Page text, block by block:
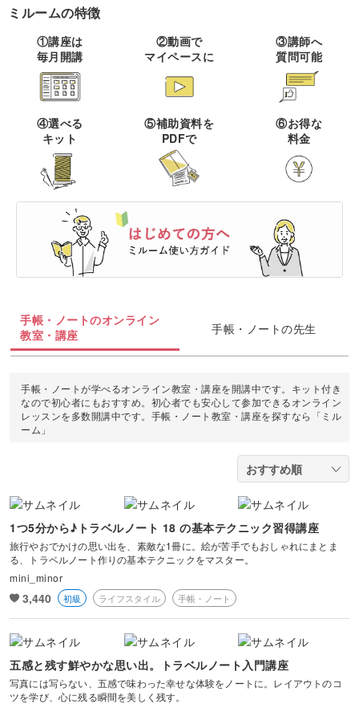
刺し子
クロスステッチ
オートクチュール刺繍
リボン刺繍
ビーズ刺繍
フランス刺繍
ソウタシエ
マクラメ
クラフトバンド
あみぐるみ
和裁
洋裁
アクリル絵の具
アルコールインクアート
コピック
パステルアート
水彩画
デジタルイラスト
日本画
ミニチュアフード
ミニチュア雑貨
ドールハウス
すべて
ネイル検定
スカルプネイル
ネイルケア
ジェルネイル
すべて
プラバンアクセサリー
クレイ
レジンアクセサリー
ワイヤーアクセサリー
ビーズアクセサリー
キャンドル
すべて
キャンドルホルダー
マーブルキャンドル
スイーツキャンドル
ソイキャンドル
ジェルキャンドル
韓国キャンドル
アロマキャンドル
サシェ
すべて
カリグラフィー
レタリング
絵付け・ペインティ
ング
すべて
ポーセラーツ
上絵付け
書道・ペン字
すべて
ペン字
すべて
ペーパーアート
切り絵
折り紙
すべて
石鹸作り
羊毛フェルト
つまみ細工
レザークラフト
ぬいぐるみ
ライフスタイル
整理収納・片付け
占い
金継ぎ
フラワーアレンジメント
アロマ・ハーブ
パーソナルカラー
暮らし
フィットネス
ピラティス
ヨガ
クッキング
パン
洋菓子
和菓子
ブランディング
EC・集客
Webデザイン
カメラ・写真
すべて
カメラその他
カメラ基礎
構図
光・ライティング
風景・スナップ
物撮り・テーブルフォト
ポートレート
ミルームの特徴
①講座は
毎月開講
②動画で
マイペースに
③講師へ
質問可能
④選べる
キット
⑤補助資料を
PDFで
⑥お得な
料金
手帳・ノートのオンライン
教室・講座
手帳・ノートの先生
手帳・ノートが学べるオンライン教室・講座を開講中です。キット付き
なので初心者にもおすすめ。初心者でも安心して参加できるオンライン
レッスンを多数開講中です。手帳・ノート教室・講座を探すなら「ミル
ーム」
1つ5分から♪トラベルノート 18 の基本テクニック習得講座
旅行やおでかけの思い出を、素敵な1冊に。絵が苦手でもおしゃれにまとま
る、トラベルノート作りの基本テクニックをマスター。
mini_minor
3,440 初級 ライフスタイル 手帳・ノート
五感と残す鮮やかな思い出。トラベルノート入門講座
写真には写らない、五感で味わった幸せな体験をノートに。レイアウトのコ
ツを学び、心に残る瞬間を美しく残す。